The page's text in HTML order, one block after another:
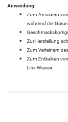
Anwendung:
Zum Ansäuern
während der
Zur Herstellung
Zum Verfeinern
Zum Entkalken
Liter Wasser.